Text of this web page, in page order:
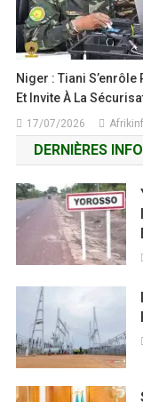
Niger : Tiani S’enrôle
Et Invite À La
17/07/2026
DERNIÈRES